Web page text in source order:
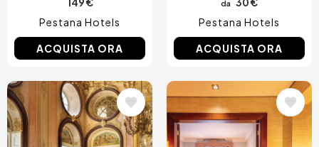
Pestana Hotels
ACQUISTA ORA
da
Pestana Hotels
ACQUISTA ORA
Immagine Immagine